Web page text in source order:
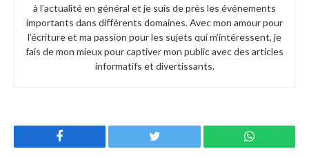
à l’actualité en général et je suis de près les événements
importants dans différents domaines. Avec mon amour pour
l’écriture et ma passion pour les sujets qui m’intéressent, je
fais de mon mieux pour captiver mon public avec des articles
informatifs et divertissants.
Twitter WhatsApp